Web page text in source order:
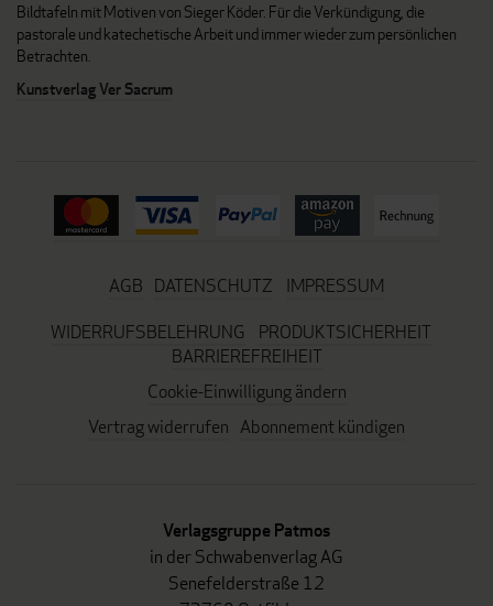
Bildtafeln mit Motiven von Sieger Köder. Für die Verkündigung, die
pastorale und katechetische Arbeit und immer wieder zum persönlichen
Betrachten.
Kunstverlag Ver Sacrum
AGB DATENSCHUTZ
IMPRESSUM
WIDERRUFSBELEHRUNG
PRODUKTSICHERHEIT
BARRIEREFREIHEIT
Cookie-Einwilligung ändern
Vertrag widerrufen Abonnement kündigen
Verlagsgruppe Patmos
in der Schwabenverlag AG
Senefelderstraße 12